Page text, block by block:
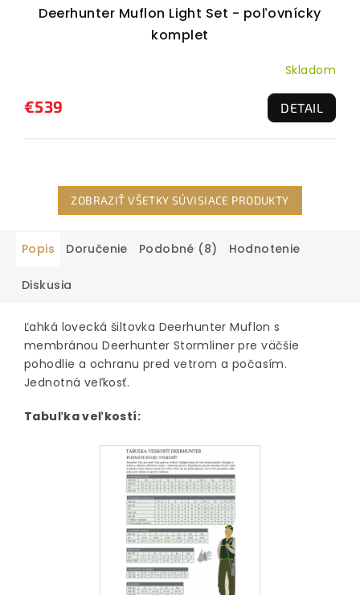
Deerhunter Muflon Light Set - poľovnícky
komplet
Skladom
€539 DETAIL
ZOBRAZIŤ VŠETKY SÚVISIACE PRODUKTY
Popis Doručenie Podobné (8) Hodnotenie
Diskusia
Ľahká lovecká šiltovka Deerhunter Muflon s
membránou Deerhunter Stormliner pre väčšie
pohodlie a ochranu pred vetrom a počasím.
Jednotná veľkosť.
Tabuľka veľkostí: